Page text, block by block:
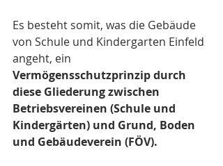
Es besteht somit, was die Gebäude
von Schule und Kindergarten Einfeld
angeht, ein
Vermögensschutzprinzip durch
diese Gliederung zwischen
Betriebsvereinen (Schule und
Kindergärten) und Grund, Boden
und Gebäudeverein (FÖV).